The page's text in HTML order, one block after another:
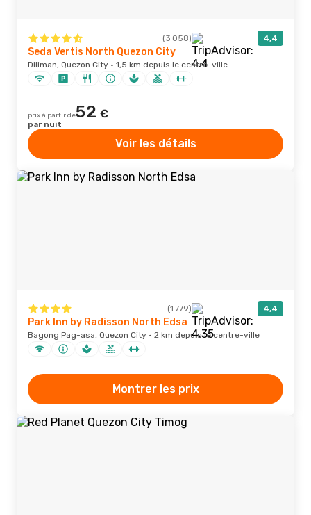
(3 058) 4,4
Seda Vertis North Quezon City
Diliman, Quezon City · 1,5 km depuis le centre-ville
prix à partir de52 €
par nuit
Voir les détails
(1 779) 4,4
Park Inn by Radisson North Edsa
Bagong Pag-asa, Quezon City · 2 km depuis le centre-ville
Montrer les prix